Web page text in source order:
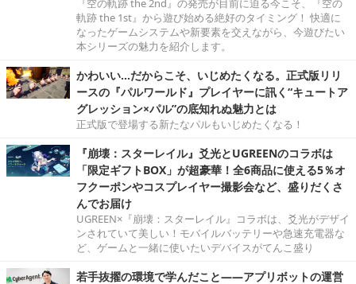
『空の軌跡 the 2nd』の発売が目前に迫る今こそ、『空の
軌跡 the 1st』から遊び始める絶好のタイミング！ 快適に
なったゲームシステムや新要素を交えながら、今遊びたい
本シリーズの魅力を紹介します。
かわいい…だからこそ、いじめたくなる。正式版リリ
ースの『パルワールド』プレイヤーに訊く“キュートア
グレッション×パル”の底知れぬ魅力とは
正式版で登場する新たなパルもいじめたくなる！
『崩壊：スターレイル』爻光とUGREENのコラボは
「限定ギフトBOX」が超豪華！全6商品に使える5％オ
フクーポンやコスプレイヤー撮影会など、盛りだくさ
んでお届け
UGREEN×『崩壊：スターレイル』コラボは、爻光がデザイ
ンされていて美しい！モバイルバッテリーや急速充電器な
ど、ゲームと一緒に使いたいデバイスがてんこ盛り
若手抜擢の環境で学んだこと――アプリボットの運営